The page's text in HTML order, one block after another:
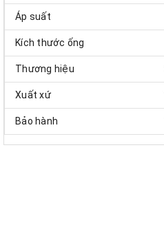
Áp suất
Kích thước ống
Thương hiệu
Xuất xứ
Bảo hành